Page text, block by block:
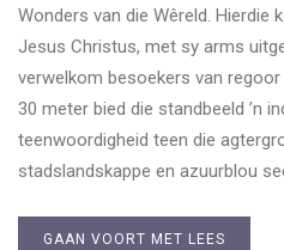
Wonders van die Wêreld. Hierdie
Jesus Christus, met sy arms
verwelkom besoekers van regoor
30 meter bied die standbeeld ’n
teenwoordigheid teen die
stadslandskappe en azuurblou
GAAN VOORT MET LEES